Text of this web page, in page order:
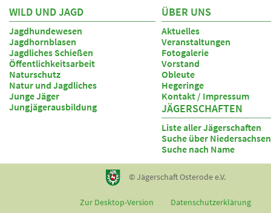
WILD UND JAGD
Jagdhundewesen
Jagdhornblasen
Jagdliches Schießen
Öffentlichkeitsarbeit
Naturschutz
Natur und Jagdliches
Junge Jäger
Jungjägerausbildung
ÜBER UNS
Aktuelles
Veranstaltungen
Fotogalerie
Vorstand
Obleute
Hegeringe
Kontakt / Impressum
JÄGERSCHAFTEN
Liste aller Jägerschaften
Suche über
Suche nach Name
© Jägerschaft Osterode e.V.
Zur Desktop-Version Datenschutzerklärung